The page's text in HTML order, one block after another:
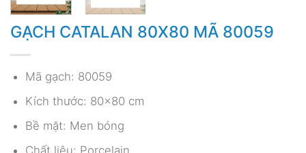
GẠCH CATALAN 80X80 MÃ 80059
Mã gạch: 80059
Kích thước: 80×80 cm
Bề mặt: Men bóng